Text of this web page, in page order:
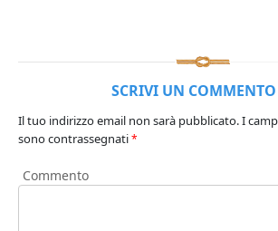
SCRIVI UN COMMENTO
Il tuo indirizzo email non sarà pubblicato.I
sono contrassegnati*
Commento